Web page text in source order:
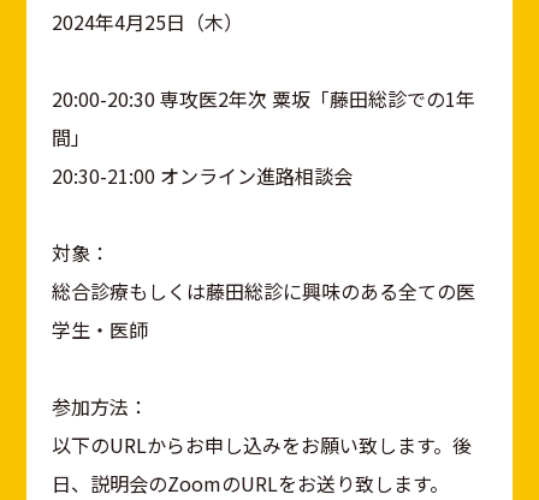
2024年4月25日（木）
20:00-20:30 専攻医2年次 粟坂「藤田総診での1年
間」
20:30-21:00 オンライン進路相談会
対象：
総合診療もしくは藤田総診に興味のある全ての医
学生・医師
参加方法：
以下のURLからお申し込みをお願い致します。後
日、説明会のZoomのURLをお送り致します。